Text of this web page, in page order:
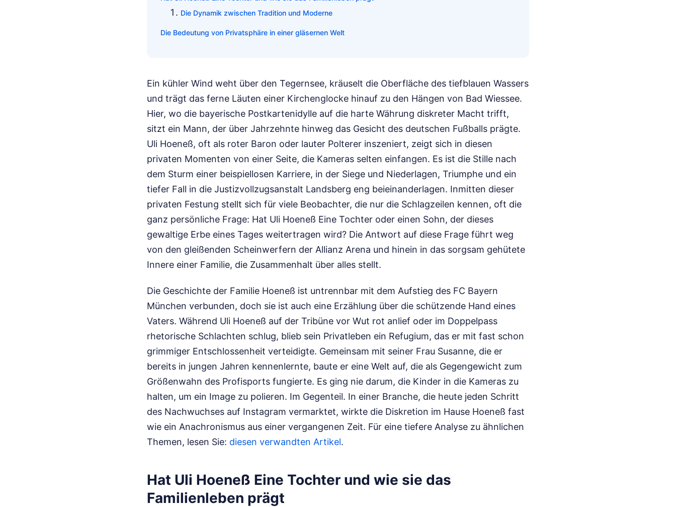
Die Dynamik zwischen Tradition und Moderne
Die Bedeutung von Privatsphäre in einer gläsernen Welt
Ein kühler Wind weht über den Tegernsee, kräuselt die Oberfläche des tiefblauen Wassers
und trägt das ferne Läuten einer Kirchenglocke hinauf zu den Hängen von Bad Wiessee.
Hier, wo die bayerische Postkartenidylle auf die harte Währung diskreter Macht trifft,
sitzt ein Mann, der über Jahrzehnte hinweg das Gesicht des deutschen Fußballs prägte.
Uli Hoeneß, oft als roter Baron oder lauter Polterer inszeniert, zeigt sich in diesen
privaten Momenten von einer Seite, die Kameras selten einfangen. Es ist die Stille nach
dem Sturm einer beispiellosen Karriere, in der Siege und Niederlagen, Triumphe und ein
tiefer Fall in die Justizvollzugsanstalt Landsberg eng beieinanderlagen. Inmitten dieser
privaten Festung stellt sich für viele Beobachter, die nur die Schlagzeilen kennen, oft die
ganz persönliche Frage: Hat Uli Hoeneß Eine Tochter oder einen Sohn, der dieses
gewaltige Erbe eines Tages weitertragen wird? Die Antwort auf diese Frage führt weg
von den gleißenden Scheinwerfern der Allianz Arena und hinein in das sorgsam gehütete
Innere einer Familie, die Zusammenhalt über alles stellt.
Die Geschichte der Familie Hoeneß ist untrennbar mit dem Aufstieg des FC Bayern
München verbunden, doch sie ist auch eine Erzählung über die schützende Hand eines
Vaters. Während Uli Hoeneß auf der Tribüne vor Wut rot anlief oder im Doppelpass
rhetorische Schlachten schlug, blieb sein Privatleben ein Refugium, das er mit fast schon
grimmiger Entschlossenheit verteidigte. Gemeinsam mit seiner Frau Susanne, die er
bereits in jungen Jahren kennenlernte, baute er eine Welt auf, die als Gegengewicht zum
Größenwahn des Profisports fungierte. Es ging nie darum, die Kinder in die Kameras zu
halten, um ein Image zu polieren. Im Gegenteil. In einer Branche, die heute jeden Schritt
des Nachwuchses auf Instagram vermarktet, wirkte die Diskretion im Hause Hoeneß fast
wie ein Anachronismus aus einer vergangenen Zeit. Für eine tiefere Analyse zu ähnlichen
Themen, lesen Sie: diesen verwandten Artikel.
Hat Uli Hoeneß Eine Tochter und wie sie das
Familienleben prägt